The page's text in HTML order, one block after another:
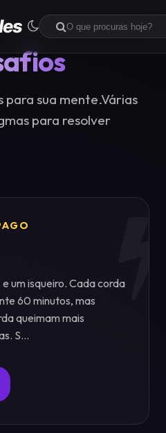
para sua mente.Várias
para resolver
um isqueiro. Cada corda
60 minutos, mas
queimam mais
S...